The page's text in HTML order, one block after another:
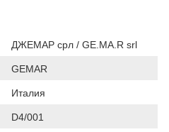
ДЖЕМАР срл / GE.MA.R srl
GEMAR
Италия
D4/001